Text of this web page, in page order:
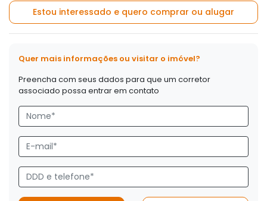
Estou interessado e quero comprar ou alugar
Quer mais informações ou visitar o imóvel?
Preencha com seus dados para que um corretor
associado possa entrar em contato